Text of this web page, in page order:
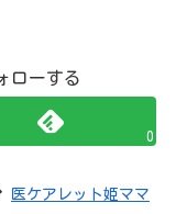
ローする
0
医ケアレット姫ママ